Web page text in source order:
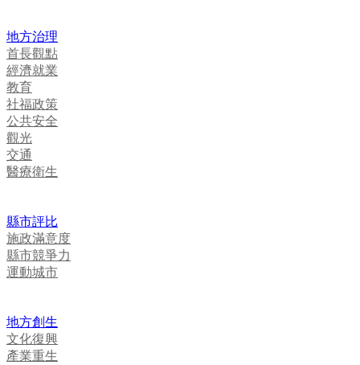
地方治理
首長觀點
經濟就業
教育
社福政策
公共安全
觀光
交通
醫療衛生
縣市評比
施政滿意度
縣市競爭力
運動城市
地方創生
文化復興
產業重生